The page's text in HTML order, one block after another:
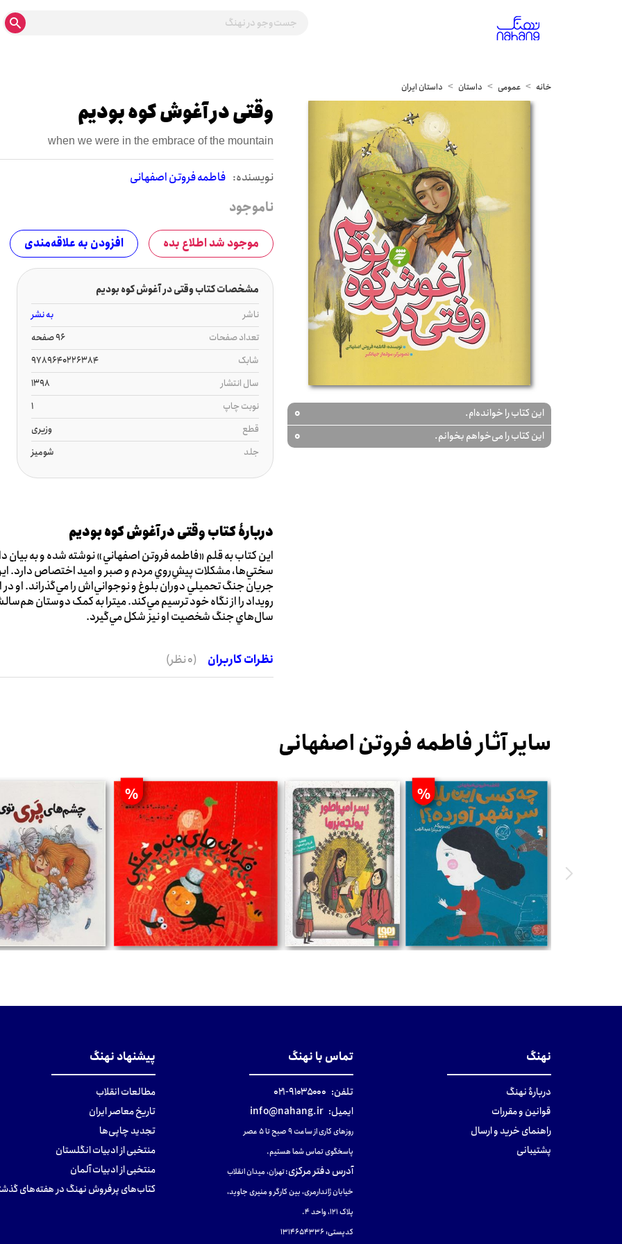
خانه عمومی داستان داستان ایران
این کتاب را خوانده‌ام. 0
این کتاب را می‌خواهم بخوانم. 0
وقتی در آغوش کوه بودیم
when we were in the embrace of the mountain
نويسنده: فاطمه فروتن اصفهانی
ناموجود
موجود شد اطلاع بده افزودن به علاقه‌مندی
مشخصات کتاب وقتی در آغوش کوه بودیم
ناشر
به نشر
تعداد صفحات
96 صفحه
شابک
9789640226384
سال انتشار
1398
نوبت چاپ
1
قطع
وزیری
جلد
شومیز
دربارۀ کتاب وقتی در آغوش کوه بودیم
اين کتاب به قلم «فاطمه فروتن اصفهاني» نوشته شده و به بيان
سختي‌ها، مشکلات پيش‌ِروي مردم و صبر و اميد اختصاص دارد.
جريان جنگ تحميلي دوران بلوغ و نوجواني‌اش را مي‌گذراند. او
رويداد را از نگاه خود ترسيم مي‌کند. ميترا به کمک دوستان
سال‌هاي جنگ شخصيت او نيز شکل مي‌گيرد.
نظرات کاربران (0 نظر)
سایر آثار فاطمه فروتن اصفهانی
%
نهنگ
دربارهٔ نهنگ
قوانین و مقررات
راهنمای خرید و ارسال
پشتیبانی
تماس با نهنگ
تلفن: ۹۱۰۳۵۰۰۰-۰۲۱
ایمیل: info@nahang.ir
روزهای کاری از ساعت ۹ صبح تا ۵ عصر
پاسخگوی تماس شما هستیم.
آدرس دفتر مرکزی:تهران، میدان انقلاب
خیابان ژاندارمری، بین کارگر و منیری جاوید،
پلاک 121، واحد ۴.
کدپستی: 131465433۶
پیشنهاد نهنگ
مطالعات انقلاب
تاریخ معاصر ایران
تجدید چاپی‌ها
منتخبی از ادبیات انگلستان
منتخبی از ادبیات آلمان
کتاب‌های پرفروش نهنگ در هفته‌های